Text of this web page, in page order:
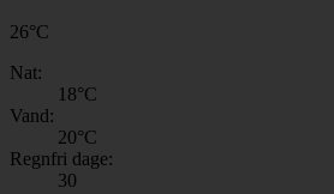
26°C
Nat:
18°C
Vand:
20°C
Regnfri dage:
30